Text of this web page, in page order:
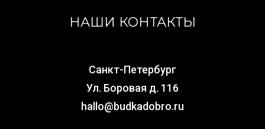
НАШИ КОНТАКТЫ
Санкт-Петербург
Ул. Боровая д. 116
hallo@budkadobro.ru